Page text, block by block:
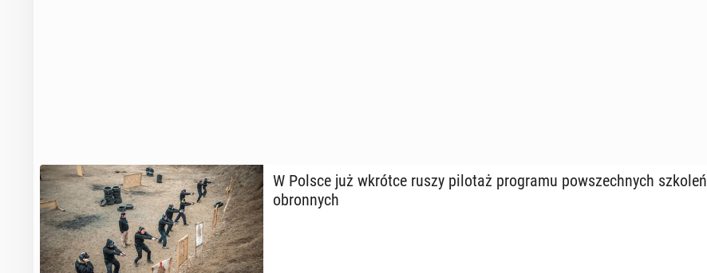
W Polsce już wkrótce ruszy pilotaż pro­gra­mu po­wszech­nych szkoleń
obron­nych